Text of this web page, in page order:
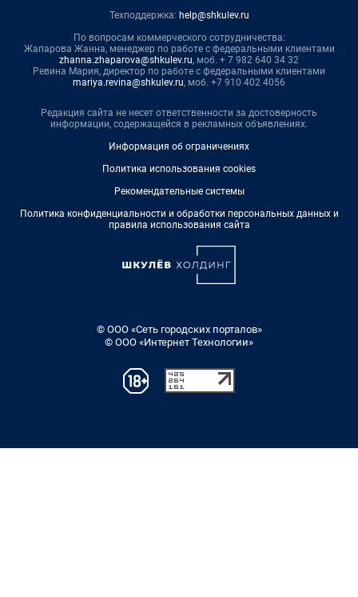
Техподдержка: help@shkulev.ru
По вопросам коммерческого сотрудничества:
Жапарова Жанна, менеджер по работе с федеральными клиентами
zhanna.zhaparova@shkulev.ru, моб. + 7 982 640 34 32
Ревина Мария, директор по работе с федеральными клиентами
mariya.revina@shkulev.ru, моб. +7 910 402 4056
Редакция сайта не несет ответственности за достоверность
информации, содержащейся в рекламных объявлениях.
Информация об ограничениях
Политика использования cookies
Рекомендательные системы
Политика конфиденциальности и обработки персональных данных и
правила использования сайта
© ООО «Сеть городских порталов»
© ООО «Интернет Технологии»